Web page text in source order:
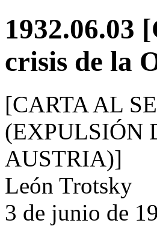
1932.06.03
crisis de la
[CARTA AL
(EXPULSIÓN
AUSTRIA)]
León Trotsky
3 de junio de